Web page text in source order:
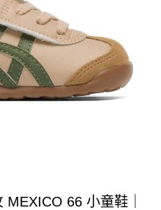
MEXICO 66 小童鞋｜